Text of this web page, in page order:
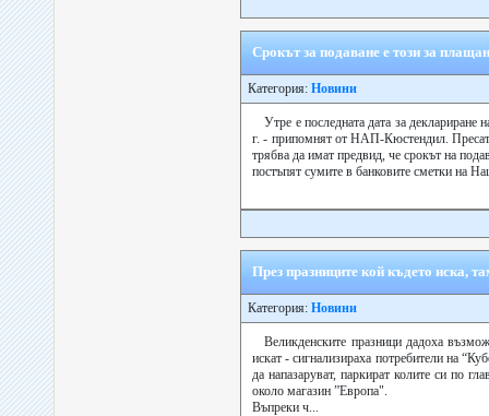
Срокът за подаване е този за
Категория: Новини
Утре е последната дата за деклариране
г. - припомнят от НАП-Кюстендил.
трябва да имат предвид, че срокът на
постъпят сумите в банковите сметки на
През празниците кой където иска,
Категория: Новини
Великденските празници дадоха
искат - сигнализираха потребители на
да напазаруват, паркират колите си по
около магазин ”Европа".
Въпреки ч...